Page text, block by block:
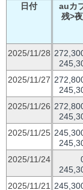
日付
auカ
残>夜
2025/11/28
2025/11/27
2025/11/26
2025/11/25
2025/11/24
2025/11/21